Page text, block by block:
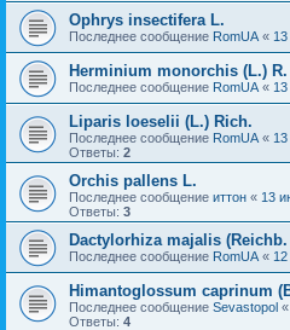
Ophrys insectifera L.
Последнее сообщение RomUA «
Herminium monorchis (L.) R.
Последнее сообщение RomUA «
Liparis loeselii (L.) Rich.
Последнее сообщение RomUA «
Ответы: 2
Orchis pallens L.
Последнее сообщение иттон « 13
Ответы: 3
Dactylorhiza majalis
Последнее сообщение RomUA «
Himantoglossum caprinum
Последнее сообщение Sevastopol «
Ответы: 4